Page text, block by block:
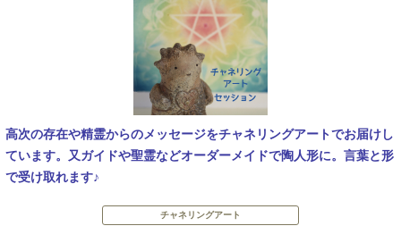
高次の存在や精霊からのメッセージをチャネリングアートでお届けし
ています。又ガイドや聖霊などオーダーメイドで陶人形に。言葉と形
で受け取れます♪
チャネリングアート